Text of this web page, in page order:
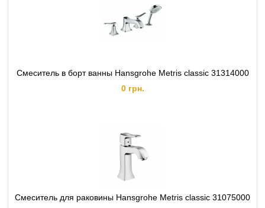
Смеситель в борт ванны Hansgrohe Metris classic 31314000
0 грн.
Смеситель для раковины Hansgrohe Metris classic 31075000